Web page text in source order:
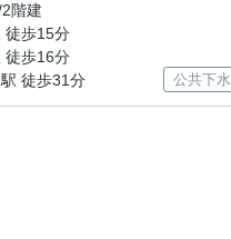
階建
徒歩15分
徒歩16分
徒歩31分 公共下水